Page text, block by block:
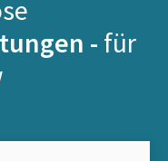
- für